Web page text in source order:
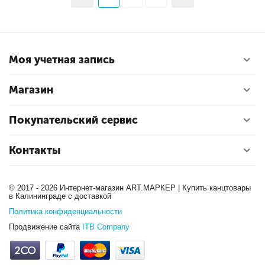
Моя учетная запись
Магазин
Покупательский сервис
Контакты
© 2017 - 2026 Интернет-магазин ART.МАРКЕР | Купить канцтовары
в Калининграде с доставкой
Политика конфиденциальности
Продвижение сайта ITB Company